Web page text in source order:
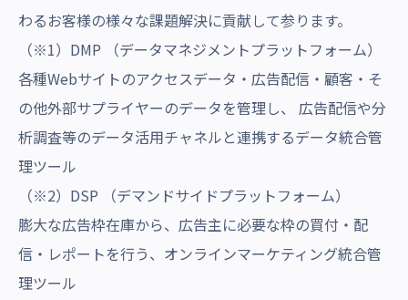
わるお客様の様々な課題解決に貢献して参ります。
（※1）DMP （データマネジメントプラットフォーム）
各種Webサイトのアクセスデータ・広告配信・顧客・そ
の他外部サプライヤーのデータを管理し、 広告配信や分
析調査等のデータ活用チャネルと連携するデータ統合管
理ツール
（※2）DSP （デマンドサイドプラットフォーム）
膨大な広告枠在庫から、広告主に必要な枠の買付・配
信・レポートを行う、オンラインマーケティング統合管
理ツール